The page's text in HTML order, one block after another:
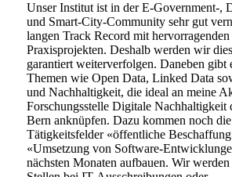
Unser Institut ist in der E-Government-,
und Smart-City-Community sehr gut
langen Track Record mit
Praxisprojekten. Deshalb werden wir
garantiert weiterverfolgen. Daneben gibt
Themen wie Open Data, Linked Data
und Nachhaltigkeit, die ideal an meine
Forschungsstelle Digitale Nachhaltigkeit
Bern anknüpfen. Dazu kommen noch
Tätigkeitsfelder «öffentliche
«Umsetzung von Software-
nächsten Monaten aufbauen. Wir